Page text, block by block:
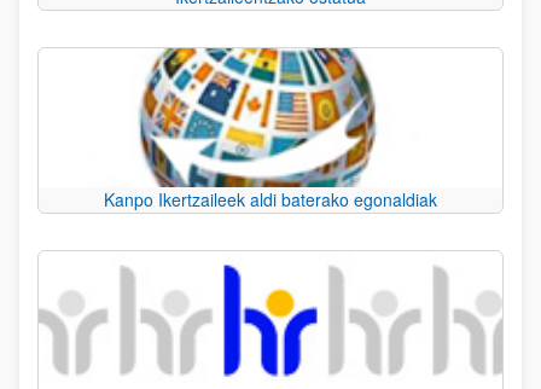
Kanpo Ikertzaileek aldi baterako egonaldiak